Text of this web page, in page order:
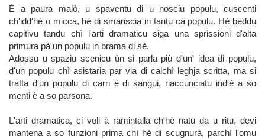
È a paura maiò, u spaventu di u nosciu populu, cuscenti
ch'idd'hè o micca, hè di smariscia in tantu cà populu. Hè beddu
capitivu tandu chì l'arti dramaticu siga una sprissioni d'alta
primura pà un populu in brama di sè.
Adossu u spaziu scenicu ùn si parla più d'un' idea di populu,
d'un populu chì asistaria par via di calchì leghja scritta, ma si
tratta d'un populu di carri è di sangui, riaccunciatu ind'è a so
menti è a so parsona.
L'arti dramatica, ci voli à ramintalla ch'hè natu da u ritu, devi
mantena a so funzioni prima chì hè di scugnurà, parchì l'omu